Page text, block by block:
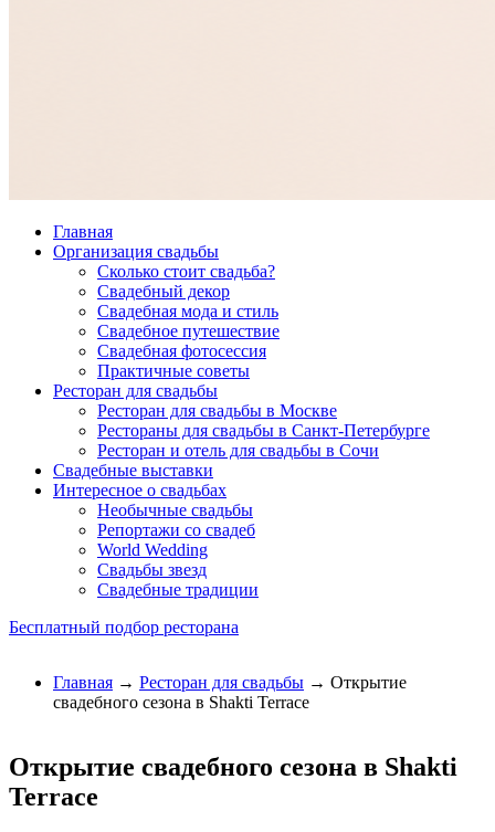
Главная
Организация свадьбы
Сколько стоит свадьба?
Свадебный декор
Свадебная мода и стиль
Свадебное путешествие
Свадебная фотосессия
Практичные советы
Ресторан для свадьбы
Ресторан для свадьбы в Москве
Рестораны для свадьбы в Санкт-Петербурге
Ресторан и отель для свадьбы в Сочи
Свадебные выставки
Интересное о свадьбах
Необычные свадьбы
Репортажи со свадеб
World Wedding
Свадьбы звезд
Свадебные традиции
Бесплатный подбор ресторана
Главная → Ресторан для свадьбы → Открытие
свадебного сезона в Shakti Terrace
Открытие свадебного сезона в Shakti
Terrace